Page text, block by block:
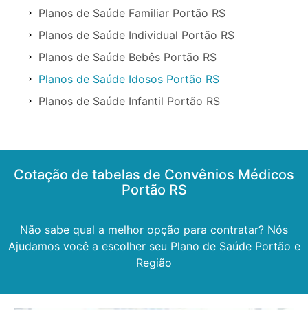
Planos de Saúde Familiar Portão RS
Planos de Saúde Individual Portão RS
Planos de Saúde Bebês Portão RS
Planos de Saúde Idosos Portão RS
Planos de Saúde Infantil Portão RS
Cotação de tabelas de Convênios Médicos
Portão RS
Não sabe qual a melhor opção para contratar? Nós
Ajudamos você a escolher seu Plano de Saúde Portão e
Região